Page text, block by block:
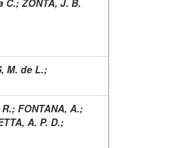
M. de L.;
; FONTANA, A.;
A. P. D.;